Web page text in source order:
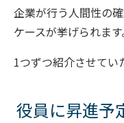
企業が行う人間性の
ケースが挙げられます
1つずつ紹介させてい
役員に昇進予